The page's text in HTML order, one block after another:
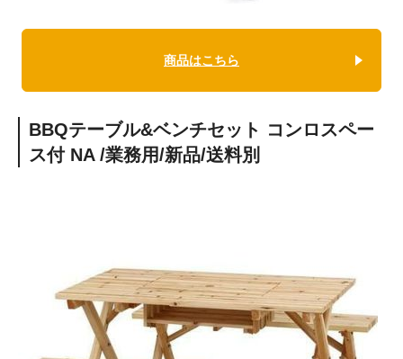
商品はこちら
BBQテーブル&ベンチセット コンロスペー
ス付 NA /業務用/新品/送料別